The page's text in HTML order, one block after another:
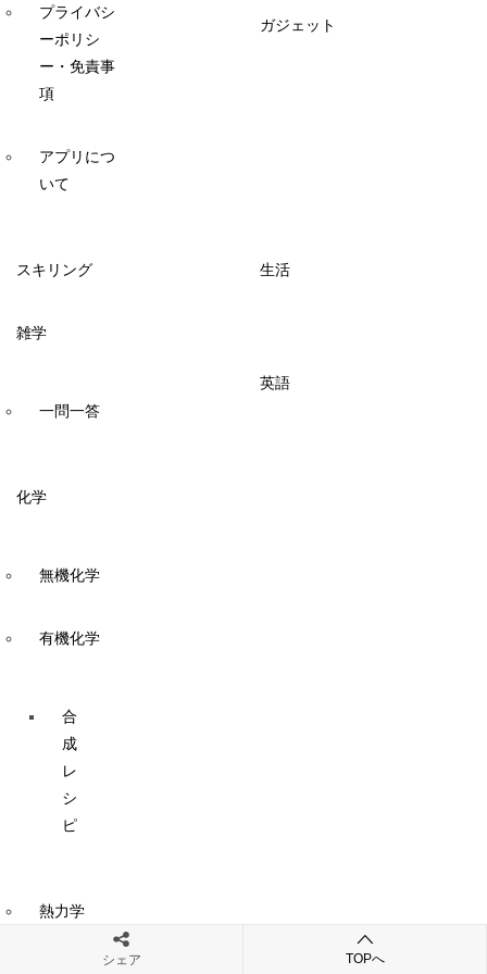
プライバシ
ーポリシ
ー・免責事
項
アプリにつ
いて
ガジェット
スキリング 生活
雑学
一問一答
英語
化学
無機化学
有機化学
合
成
レ
シ
ピ
熱力学
シェア TOPへ